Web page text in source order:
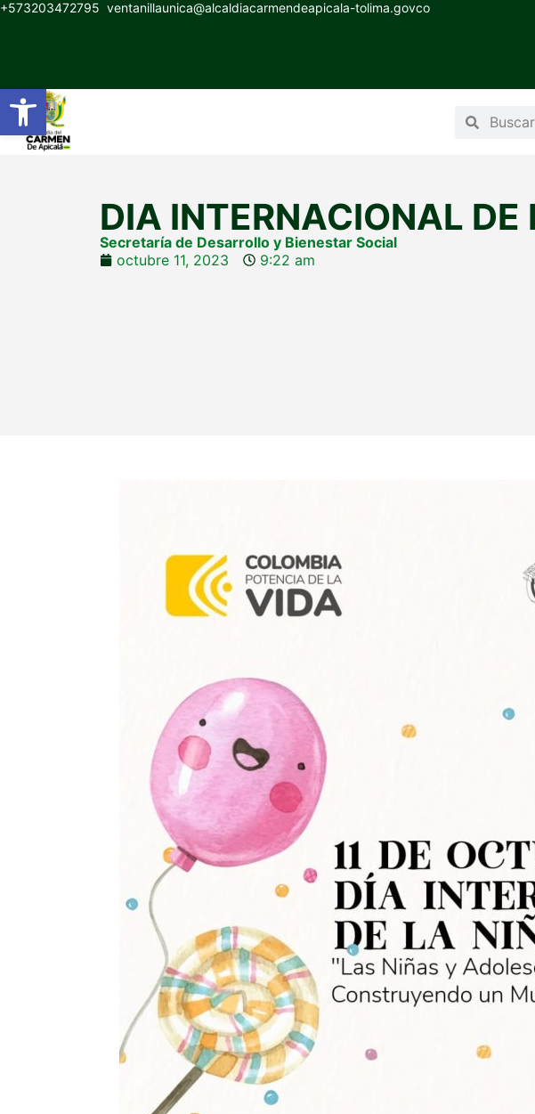
Abrir barra de herramientas
+573203472795 ventanillaunica@alcaldiacarmendeapicala-tolima.govco
DIA INTERNACIONAL DE
Secretaría de Desarrollo y Bienestar Social
octubre 11, 2023
9:22 am